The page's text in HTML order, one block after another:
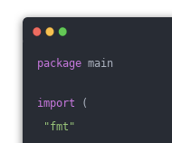
package main
import (
"fmt"